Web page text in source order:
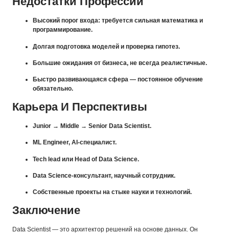
Высокий порог входа: требуется сильная математика и
программирование.
Долгая подготовка моделей и проверка гипотез.
Большие ожидания от бизнеса, не всегда реалистичные.
Быстро развивающаяся сфера — постоянное обучение
обязательно.
Карьера И Перспективы
Junior → Middle → Senior Data Scientist.
ML Engineer, AI-специалист.
Tech lead или Head of Data Science.
Data Science-консультант, научный сотрудник.
Собственные проекты на стыке науки и технологий.
Заключение
Data Scientist — это архитектор решений на основе данных. Он